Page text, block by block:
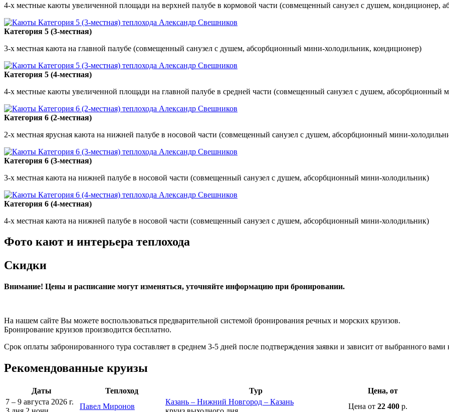
4-х местные каюты увеличенной площади на верхней палубе в кормовой части (совмещенный санузел с душем, кондиционер,
Категория 5 (3-местная)
3-х местная каюта на главной палубе (совмещенный санузел с душем, абсорбционный мини-холодильник, кондиционер)
Категория 5 (4-местная)
4-х местные каюты увеличенной площади на главной палубе в средней части (совмещенный санузел с душем, абсорбционный
Категория 6 (2-местная)
2-х местная ярусная каюта на нижней палубе в носовой части (совмещенный санузел с душем, абсорбционный мини-
Категория 6 (3-местная)
3-х местная каюта на нижней палубе в носовой части (совмещенный санузел с душем, абсорбционный мини-холодильник)
Категория 6 (4-местная)
4-х местная каюта на нижней палубе в носовой части (совмещенный санузел с душем, абсорбционный мини-холодильник)
Фото кают и интерьера теплохода
Скидки
Внимание! Цены и расписание могут изменяться, уточняйте информацию при бронировании.
На нашем сайте Вы можете воспользоваться предварительной системой бронирования речных и морских круизов.
Бронирование круизов производится бесплатно.
Срок оплаты забронированного тура составляет в среднем 3-5 дней после подтверждения заявки и зависит от выбранного вами
Рекомендованные круизы
Даты Теплоход Тур
Цена, от
7 – 9 августа 2026 г.
Павел Миронов
Казань – Нижний Новгород – Казань
Цена от 22 400 р.